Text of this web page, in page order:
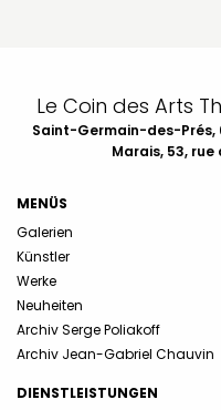
Le Coin des Arts
Saint-Germain-des-Prés,
Marais, 53, rue
MENÜS
Galerien
Künstler
Werke
Neuheiten
Archiv Serge Poliakoff
Archiv Jean-Gabriel Chauvin
DIENSTLEISTUNGEN